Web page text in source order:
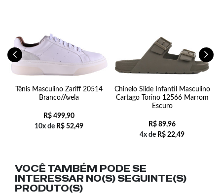
Tênis Masculino Zariff 20514
Branco/Avela
R$ 499,90
10x de R$ 52,49
Chinelo Slide Infantil Masculino
Cartago Torino 12566 Marrom
Escuro
R$ 89,96
4x de R$ 22,49
VOCÊ TAMBÉM PODE SE
INTERESSAR NO(S) SEGUINTE(S)
PRODUTO(S)